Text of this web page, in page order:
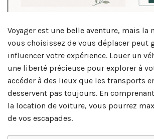
Voyager est une belle aventure, mais la
vous choisissez de vous déplacer peut
influencer votre expérience. Louer un
une liberté précieuse pour explorer à
accéder à des lieux que les transports
desservent pas toujours. En
la location de voiture, vous pourrez
de vos escapades.